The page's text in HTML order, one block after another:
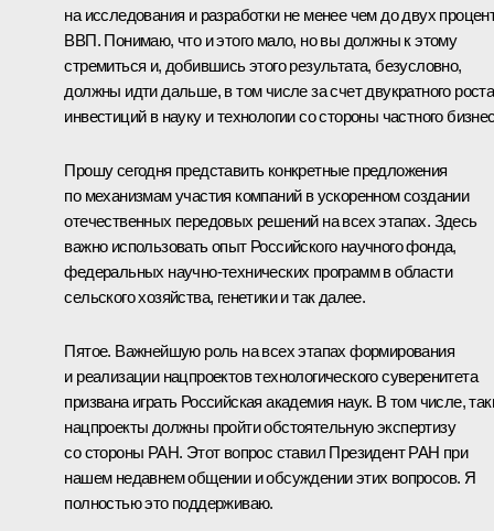
на исследования и разработки не менее чем до двух
ВВП. Понимаю, что и этого мало, но вы должны к этому
стремиться и, добившись этого результата, безусловно,
должны идти дальше, в том числе за счет двукратного роста
инвестиций в науку и технологии со стороны частного
Прошу сегодня представить конкретные предложения
по механизмам участия компаний в ускоренном создании
отечественных передовых решений на всех этапах. Здесь
важно использовать опыт Российского научного фонда,
федеральных научно-технических программ в области
сельского хозяйства, генетики и так далее.
Пятое. Важнейшую роль на всех этапах формирования
и реализации нацпроектов технологического суверенитета
призвана играть Российская академия наук. В том числе,
нацпроекты должны пройти обстоятельную экспертизу
со стороны РАН. Этот вопрос ставил Президент РАН при
нашем недавнем общении и обсуждении этих вопросов. Я
полностью это поддерживаю.